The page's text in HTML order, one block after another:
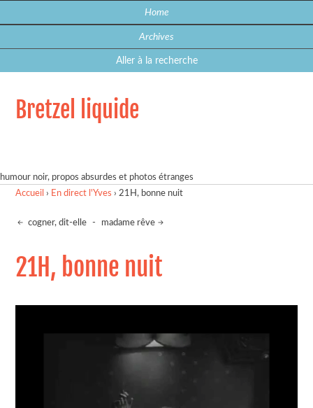
Home
Archives
Aller à la recherche
Bretzel liquide
humour noir, propos absurdes et photos étranges
Accueil › En direct l'Yves ›21H, bonne nuit
cogner, dit-elle - madame rêve
21H, bonne nuit